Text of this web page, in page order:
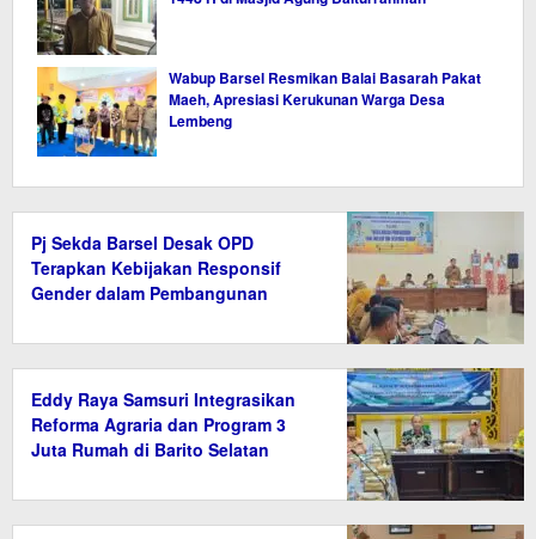
Wabup Barsel Resmikan Balai Basarah Pakat
Maeh, Apresiasi Kerukunan Warga Desa
Lembeng
Pj Sekda Barsel Desak OPD
Terapkan Kebijakan Responsif
Gender dalam Pembangunan
Eddy Raya Samsuri Integrasikan
Reforma Agraria dan Program 3
Juta Rumah di Barito Selatan